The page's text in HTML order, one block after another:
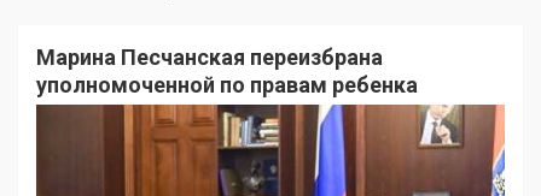
Марина Песчанская переизбрана
уполномоченной по правам ребенка